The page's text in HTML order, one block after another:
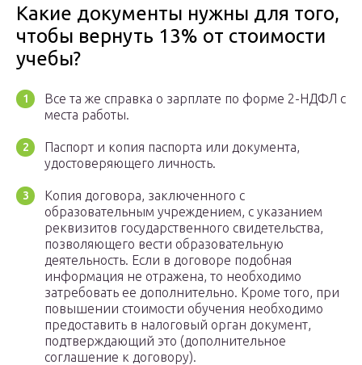
Какие документы нужны для того,
чтобы вернуть 13% от стоимости
учебы?
Все та же справка о зарплате по форме 2-НДФЛ с
места работы.
Паспорт и копия паспорта или документа,
удостоверяющего личность.
Копия договора, заключенного с
образовательным учреждением, с указанием
реквизитов государственного свидетельства,
позволяющего вести образовательную
деятельность. Если в договоре подобная
информация не отражена, то необходимо
затребовать ее дополнительно. Кроме того, при
повышении стоимости обучения необходимо
предоставить в налоговый орган документ,
подтверждающий это (дополнительное
соглашение к договору).